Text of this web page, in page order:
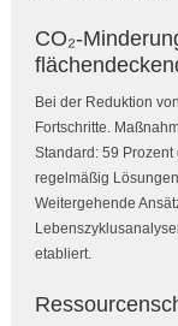
CO₂-
Bei der Reduktion
Fortschritte.
Standard: 59
regelmäßig
Weitergehende
etabliert.